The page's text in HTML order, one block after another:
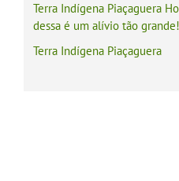
Terra Indígena Piaçaguera
dessa é um alívio tão
Terra Indígena Piaçaguera